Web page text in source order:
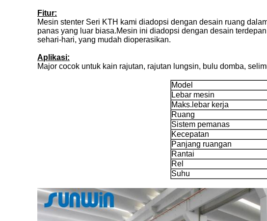
Fitur:
Mesin stenter Seri KTH kami diadopsi dengan desain ruang
panas yang luar biasa.Mesin ini diadopsi dengan desain
sehari-hari, yang mudah dioperasikan.
Aplikasi:
Major cocok untuk kain rajutan, rajutan lungsin, bulu domba,
Model
Lebar mesin
Maks.lebar kerja
Ruang
Sistem pemanas
Kecepatan
Panjang ruangan
Rantai
Rel
Suhu